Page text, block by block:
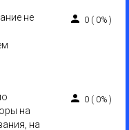
не
0 ( 0% )
на
на
0 ( 0% )